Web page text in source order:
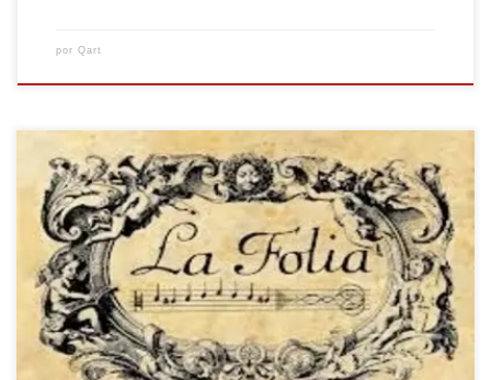
por Qart
Inma Almendros (violín), Verónica Jorge (violín). y Ainhoa
Urivelarrea (violoncello) son las componentes de este
trío de cuerda al que le encanta tocar música de la
época de Vivaldi.. Esta vez las variaciones del
compositor italiano sobre el tema popular español La
Folía, son el hilo conductor de Bitseller, un […]